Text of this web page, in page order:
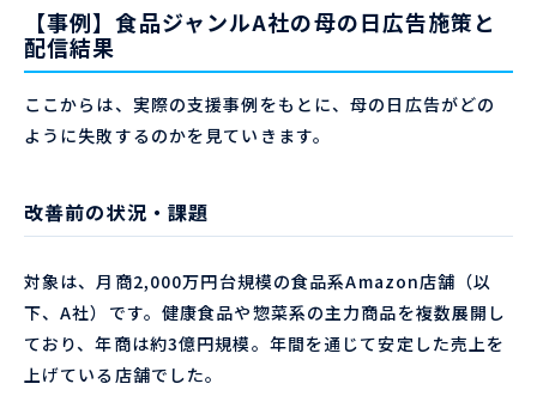
【事例】食品ジャンルA社の母の日広告施策と
配信結果
ここからは、実際の支援事例をもとに、母の日広告がどの
ように失敗するのかを見ていきます。
改善前の状況・課題
対象は、月商2,000万円台規模の食品系Amazon店舗（以
下、A社）です。健康食品や惣菜系の主力商品を複数展開し
ており、年商は約3億円規模。年間を通じて安定した売上を
上げている店舗でした。